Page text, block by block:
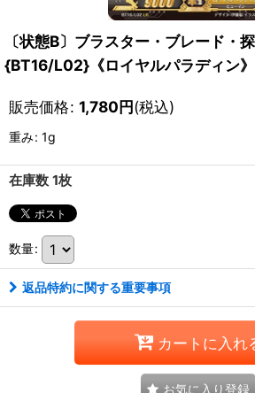
〔状態B〕ブラスター・ブレード・探
{BT16/L02}《ロイヤルパラディン》
販売価格: 1,780円(税込)
重み: 1g
在庫数 1枚
数量:
返品特約に関する重要事項
カートに入れ
お気に入り登録